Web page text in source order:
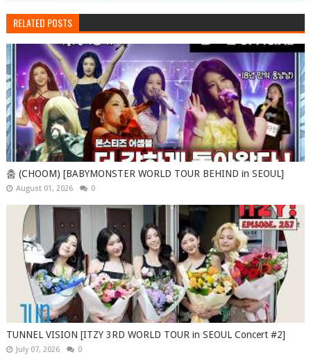
RELATED POSTS
춤 (CHOOM) [BABYMONSTER WORLD TOUR BEHIND in SEOUL]
August 01, 2026 0
TUNNEL VISION [ITZY 3RD WORLD TOUR in SEOUL Concert #2]
July 07, 2026 0